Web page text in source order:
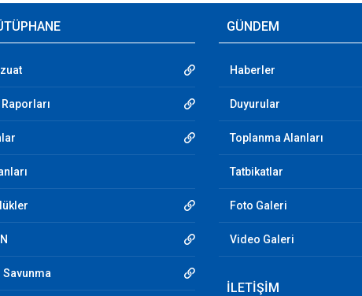
Savunma
GÜNDEM
Haberler
Duyurular
Toplanma Alanları
Tatbikatlar
Foto Galeri
Video Galeri
İLETİŞİM